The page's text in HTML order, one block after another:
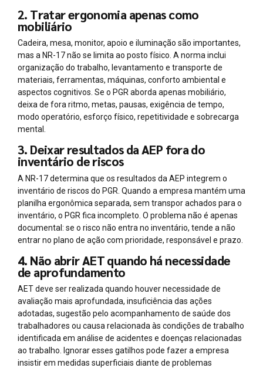
2. Tratar ergonomia apenas como
mobiliário
Cadeira, mesa, monitor, apoio e iluminação são importantes,
mas a NR-17 não se limita ao posto físico. A norma inclui
organização do trabalho, levantamento e transporte de
materiais, ferramentas, máquinas, conforto ambiental e
aspectos cognitivos. Se o PGR aborda apenas mobiliário,
deixa de fora ritmo, metas, pausas, exigência de tempo,
modo operatório, esforço físico, repetitividade e sobrecarga
mental.
3. Deixar resultados da AEP fora do
inventário de riscos
A NR-17 determina que os resultados da AEP integrem o
inventário de riscos do PGR. Quando a empresa mantém uma
planilha ergonômica separada, sem transpor achados para o
inventário, o PGR fica incompleto. O problema não é apenas
documental: se o risco não entra no inventário, tende a não
entrar no plano de ação com prioridade, responsável e prazo.
4. Não abrir AET quando há necessidade
de aprofundamento
AET deve ser realizada quando houver necessidade de
avaliação mais aprofundada, insuficiência das ações
adotadas, sugestão pelo acompanhamento de saúde dos
trabalhadores ou causa relacionada às condições de trabalho
identificada em análise de acidentes e doenças relacionadas
ao trabalho. Ignorar esses gatilhos pode fazer a empresa
insistir em medidas superficiais diante de problemas